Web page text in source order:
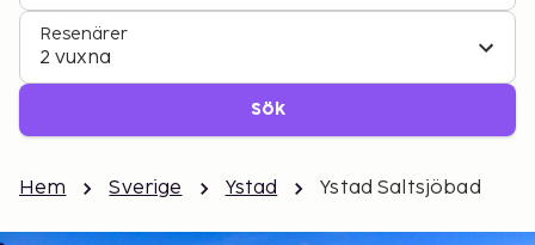
Resenärer
2 vuxna
Sök
Hem Sverige Ystad Ystad Saltsjöbad